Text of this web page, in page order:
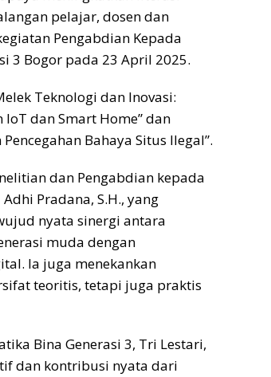
pelajar, dosen dan
Pengabdian Kepada
3 Bogor pada 23 April 2025.
Teknologi dan Inovasi:
dan Smart Home” dan
Bahaya Situs Ilegal”.
dan Pengabdian kepada
Pradana, S.H., yang
nyata sinergi antara
muda dengan
Ia juga menekankan
teoritis, tetapi juga praktis
Bina Generasi 3, Tri Lestari,
dan kontribusi nyata dari